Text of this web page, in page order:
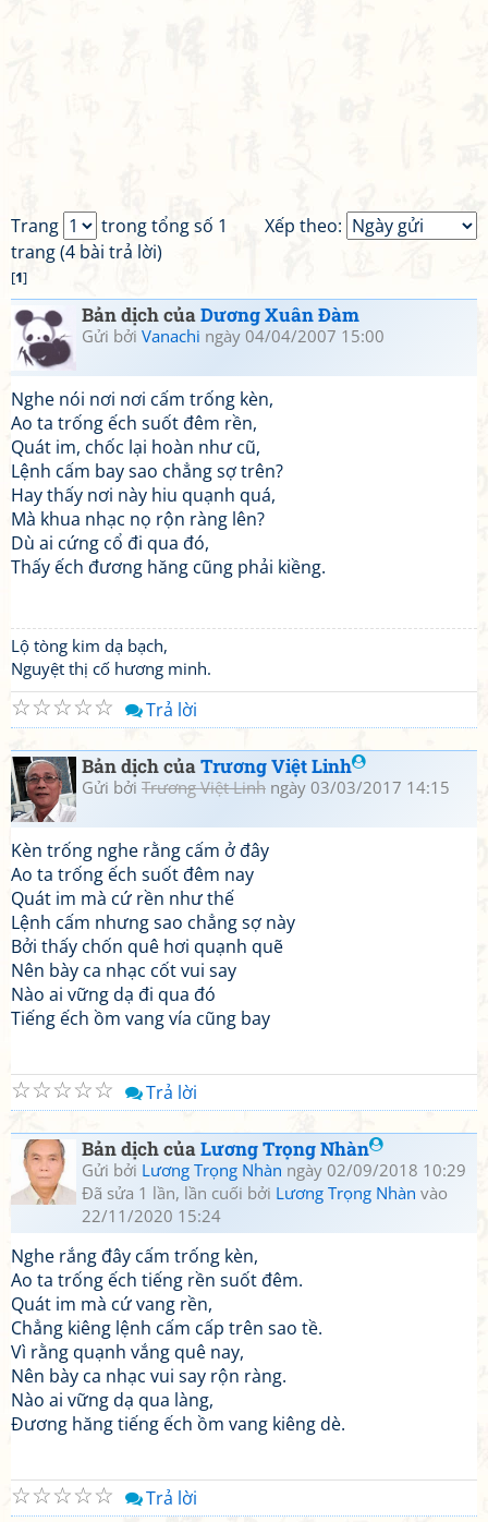
Xếp theo:
Trang
trong tổng số 1
trang (4 bài trả lời)
[1]
Bản dịch củaDương Xuân Đàm
Gửi bởi Vanachi ngày 04/04/2007 15:00
Nghe nói nơi nơi cấm trống kèn,
Ao ta trống ếch suốt đêm rền,
Quát im, chốc lại hoàn như cũ,
Lệnh cấm bay sao chẳng sợ trên?
Hay thấy nơi này hiu quạnh quá,
Mà khua nhạc nọ rộn ràng lên?
Dù ai cứng cổ đi qua đó,
Thấy ếch đương hăng cũng phải kiềng.
Lộ tòng kim dạ bạch,
Nguyệt thị cố hương minh.
☆
☆
☆
☆
☆ Trả lời
Bản dịch củaTrương Việt Linh
Gửi bởi Trương Việt Linh ngày 03/03/2017 14:15
Kèn trống nghe rằng cấm ở đây
Ao ta trống ếch suốt đêm nay
Quát im mà cứ rền như thế
Lệnh cấm nhưng sao chẳng sợ này
Bởi thấy chốn quê hơi quạnh quẽ
Nên bày ca nhạc cốt vui say
Nào ai vững dạ đi qua đó
Tiếng ếch ồm vang vía cũng bay
☆
☆
☆
☆
☆ Trả lời
Bản dịch củaLương Trọng Nhàn
Gửi bởi Lương Trọng Nhàn ngày 02/09/2018 10:29
Đã sửa 1 lần, lần cuối bởi Lương Trọng Nhàn vào
22/11/2020 15:24
Nghe rắng đây cấm trống kèn,
Ao ta trống ếch tiếng rền suốt đêm.
Quát im mà cứ vang rền,
Chẳng kiêng lệnh cấm cấp trên sao tề.
Vì rằng quạnh vắng quê nay,
Nên bày ca nhạc vui say rộn ràng.
Nào ai vững dạ qua làng,
Đương hăng tiếng ếch ồm vang kiêng dè.
☆
☆
☆
☆
☆ Trả lời